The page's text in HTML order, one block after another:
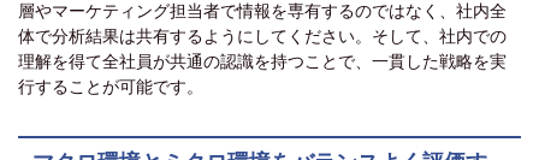
層やマーケティング担当者で情報を専有するのではなく、社内全
体で分析結果は共有するようにしてください。そして、社内での
理解を得て全社員が共通の認識を持つことで、一貫した戦略を実
行することが可能です。